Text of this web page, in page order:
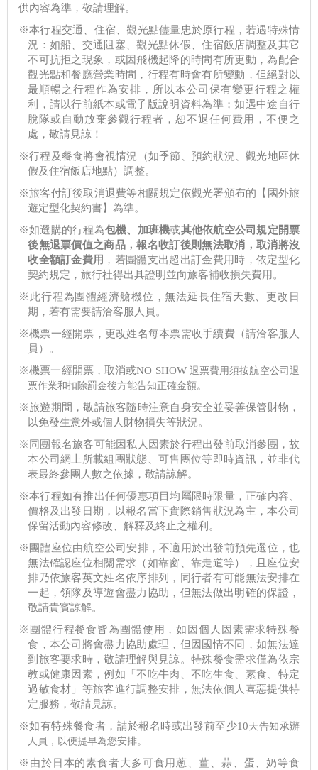
供內容為準，敬請理解。
※本行程交通、住宿、觀光點儘量忠於原行程，若遇特殊情
況：如船、交通阻塞、觀光點休假、住宿飯店調整及其它
不可抗拒之現象，或因飛機起降的時間有所更動，為配合
觀光點和餐廳營業時間，行程有時會有所變動，但絕對以
最順暢之行程作為安排，所以本公司保有變更行程之權
利，請以行前紙本或電子版說明資料為準；如遇中途自行
脫隊或自動放棄參觀行程者，恕不退任何費用，不便之
處，敬請見諒！
※行程及餐食將會視情況（如季節、預約狀況、觀光地區休
假及住宿飯店地點）調整。
※旅客付訂後取消退費等相關規定依觀光署頒布的【國外旅
遊定型化契約書】為準。
※如選購的行程為包機、加班機或其他依航空公司規定開票
後無退票價值之商品，報名收訂後則無法取消，取消將沒
收全額訂金費用 ，若團體支出超出訂金費用時，依定型化
契約規定，旅行社得出具證明並向旅客補收損失費用。
※此行程為團體經濟艙機位，無法延長住宿天數、更改日
期，若有需要請洽客服人員。
※機票一經開票，更改姓名每本票需收手續費（請洽客服人
員）。
※機票一經開票，取消或NO SHOW 退票費用須按航空公司退
票作業和扣除罰金後方能告知正確金額。
※旅遊期間，敬請旅客隨時注意自身安全並妥善保管財物，
以免發生意外或個人財物損失等狀況。
※同團報名旅客可能因私人因素於行程出發前取消參團，故
本公司網上所載組團狀態、可售團位等即時資訊，並非代
表最終參團人數之依據，敬請諒解。
※本行程如有推出任何優惠項目均屬限時限量，正確內容、
價格及出發日期，以報名當下實際銷售狀況為主，本公司
保留活動內容修改、解釋及終止之權利。
※團體座位由航空公司安排，不適用於出發前預先選位，也
無法確認座位相關需求（如靠窗、靠走道等），且座位安
排乃依旅客英文姓名依序排列，同行者有可能無法安排在
一起，領隊及導遊會盡力協助，但無法做出明確的保證，
敬請貴賓諒解。
※團體行程餐食皆為團體使用，如因個人因素需求特殊餐
食，本公司將會盡力協助處理，但因國情不同，如無法達
到旅客要求時，敬請理解與見諒。特殊餐食需求僅為依宗
教或健康因素，例如「不吃牛肉、不吃生食、素食、特定
過敏食材」等旅客進行調整安排，無法依個人喜惡提供特
定服務，敬請見諒。
※如有特殊餐食者，請於報名時或出發前至少10天告知承辦
人員，以便提早為您安排。
※由於日本的素食者大多可食用蔥、薑、蒜、蛋、奶等食